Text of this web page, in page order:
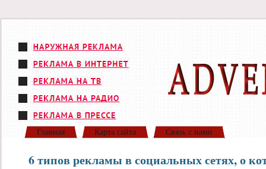
Главная Карта сайта Связь с нами
6 типов рекламы в социальных сетях, о